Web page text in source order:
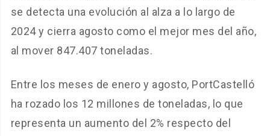
se detecta una evolución al alza a lo largo de
2024 y cierra agosto como el mejor mes del año,
al mover 847.407 toneladas.
Entre los meses de enero y agosto, PortCastelló
ha rozado los 12 millones de toneladas, lo que
representa un aumento del 2% respecto del